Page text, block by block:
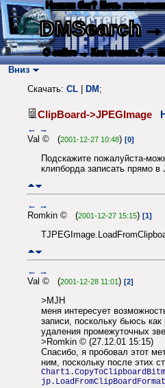
Нашли баг? Есть
DMSearch→
О сайте → Как искать? →
Вниз
Скачать: CL DM ;
ClipBoard->JPEGImage
← →
Val © (2001-12-27 10:48) [0]
Подскажите пожалуйста-
клипборда записать прямо в
← →
Romkin © (2001-12-27 15:15) [1]
← →
Val © (2001-12-28 11:01) [2]
>MJH
меня интересует
записи, поскольку бьюсь
удаления промежуточных
>Romkin © (27.12.01 15:15)
Спасибо, я пробовал этот
ним, поскольку после этих